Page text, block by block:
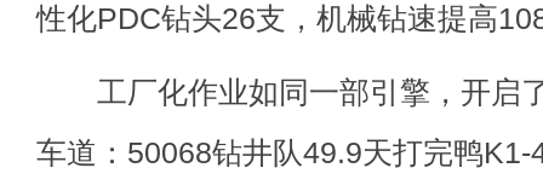
性化PDC钻头26支，机械钻速提高
工厂化作业如同一部引擎，开启
车道：50068钻井队49.9天打完鸭K1-